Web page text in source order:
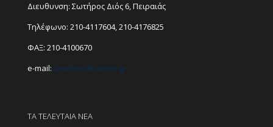
Διευθυνση: Σωτήρος Διός 6, Πειραιάς
Τηλέφωνο: 210-4117604,210-4176825
ΦΑΞ: 210-4100670
e-mail: peathen@otenet.gr
ΤΑ ΤΕΛΕΥΤΑΙΑ ΝΕΑ